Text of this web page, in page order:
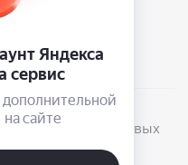
магазин виниловых